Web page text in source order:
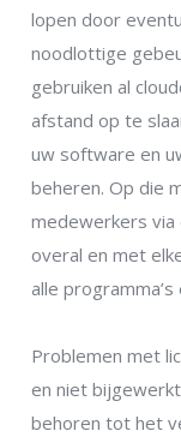
lopen door
noodlottige
gebruiken al
afstand op te
uw software en
beheren. Op die
medewerkers
overal en met
alle
Problemen met
en niet
behoren tot het